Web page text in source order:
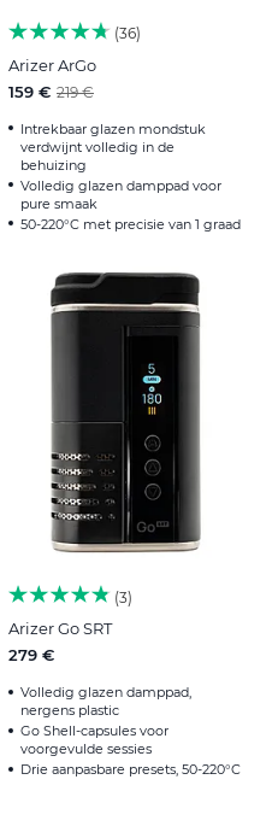
36
Arizer ArGo
159 € 219 €
Intrekbaar glazen mondstuk
verdwijnt volledig in de
behuizing
Volledig glazen damppad voor
pure smaak
50-220°C met precisie van 1 graad
3
Arizer Go SRT
279 €
Volledig glazen damppad,
nergens plastic
Go Shell-capsules voor
voorgevulde sessies
Drie aanpasbare presets, 50-220°C